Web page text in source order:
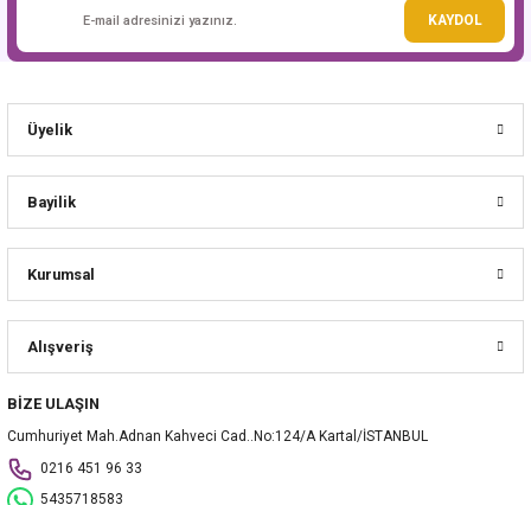
KAYDOL
Üyelik
Bayilik
Kurumsal
Alışveriş
BİZE ULAŞIN
Cumhuriyet Mah.Adnan Kahveci Cad..No:124/A Kartal/İSTANBUL
0216 451 96 33
5435718583